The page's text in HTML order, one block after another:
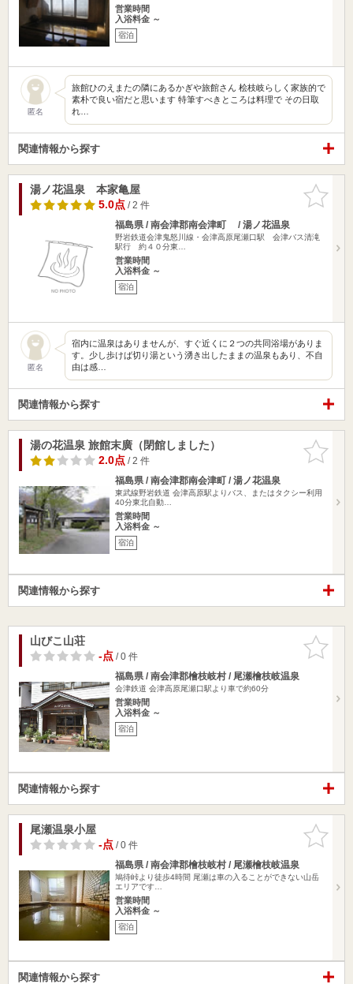
営業時間
入浴料金 ～
宿泊
匿名
旅館ひのえまたの隣にあるかぎや旅館さん 桧枝岐らしく家族的で
素朴で良い宿だと思います 特筆すべきところは料理で その日取
れ…
関連情報から探す
お気に入
りに追加
湯ノ花温泉 本家亀屋
5.0点/ 2 件
福島県 / 南会津郡南会津町 / 湯ノ花温泉
野岩鉄道会津鬼怒川線・会津高原尾瀬口駅 会津バス清滝
駅行 約４０分東…
営業時間
入浴料金 ～
宿泊
匿名
宿内に温泉はありませんが、すぐ近くに２つの共同浴場がありま
す。少し歩けば切り湯という湧き出したままの温泉もあり、不自
由は感…
関連情報から探す
お気に入
りに追加
湯の花温泉 旅館末廣（閉館しました）
2.0点/ 2 件
福島県 / 南会津郡南会津町 / 湯ノ花温泉
東武線野岩鉄道 会津高原駅よりバス、またはタクシー利用
40分東北自動…
営業時間
入浴料金 ～
宿泊
関連情報から探す
お気に入
りに追加
山びこ山荘
-点/ 0 件
福島県 / 南会津郡檜枝岐村 / 尾瀬檜枝岐温泉
会津鉄道 会津高原尾瀬口駅より車で約60分
営業時間
入浴料金 ～
宿泊
関連情報から探す
お気に入
りに追加
尾瀬温泉小屋
-点/ 0 件
福島県 / 南会津郡檜枝岐村 / 尾瀬檜枝岐温泉
鳩待峠より徒歩4時間 尾瀬は車の入ることができない山岳
エリアです…
営業時間
入浴料金 ～
宿泊
関連情報から探す